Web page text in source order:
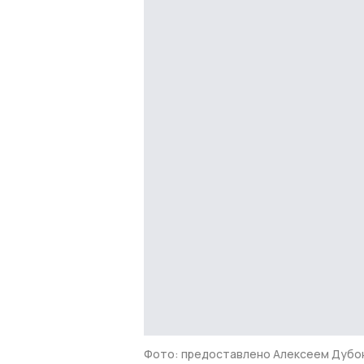
Фото: предоставлено Алексеем